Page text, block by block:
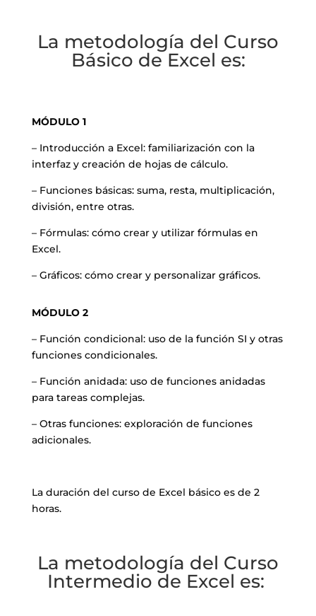
La metodología del Curso
Básico de Excel es:
MÓDULO 1
– Introducción a Excel: familiarización con la
interfaz y creación de hojas de cálculo.
– Funciones básicas: suma, resta, multiplicación,
división, entre otras.
– Fórmulas: cómo crear y utilizar fórmulas en
Excel.
– Gráficos: cómo crear y personalizar gráficos.
MÓDULO 2
– Función condicional: uso de la función SI y otras
funciones condicionales.
– Función anidada: uso de funciones anidadas
para tareas complejas.
– Otras funciones: exploración de funciones
adicionales.
La duración del curso de Excel básico es de 2
horas.
La metodología del Curso
Intermedio de Excel es: